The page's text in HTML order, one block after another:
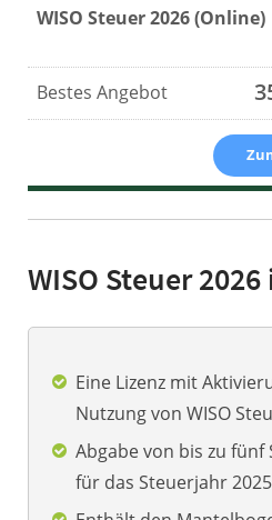
WISO Steuer 2026 (Online)
WISO Steuer
Eine Lizenz mit
Nutzung von WISO
Abgabe von bis zu
für das Steuerjahr